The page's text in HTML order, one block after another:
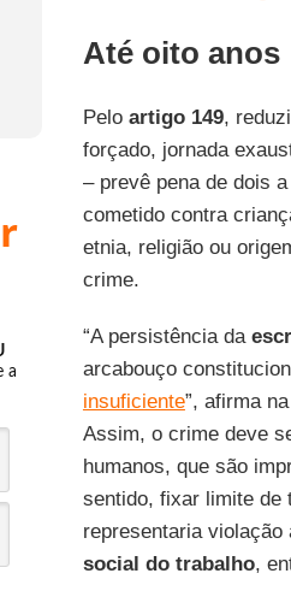
a
Até oito anos
Peloartigo 149,
forçado, jornada
– prevê pena de dois
cometido contra
etnia, religião ou
crime.
“A persistência da
arcabouço
insuficiente”, afirma
Assim, o crime deve
humanos, que são
sentido, fixar limite de
representaria
social do trabalho,